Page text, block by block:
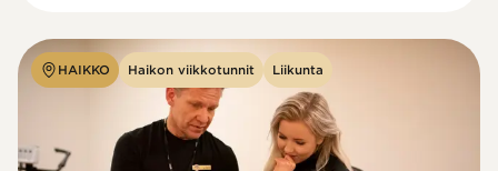
HAIKKO Haikon viikkotunnit Liikunta